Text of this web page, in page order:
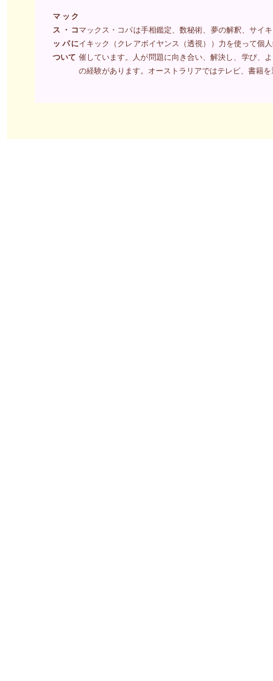
マック
ス・コ
ッパに
ついて
マックス・コパは手相鑑定、数秘術、夢の解釈、サイ
イキック（クレアボイヤンス（透視））力を使って個
催しています。人が問題に向き合い、解決し、学び、
の経験があります。オーストラリアではテレビ、書籍を